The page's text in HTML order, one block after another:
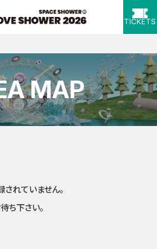
TICKETS
MAP
れていません。
ち下さい。